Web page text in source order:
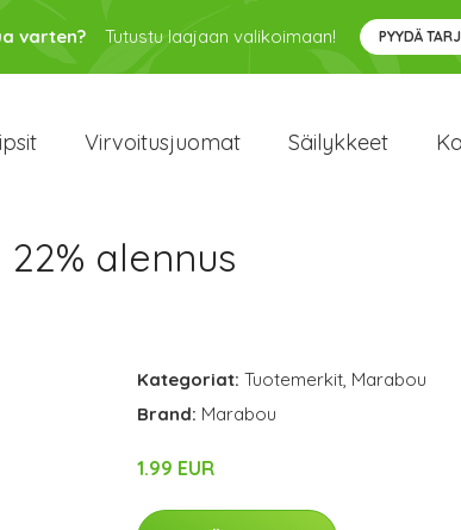
varten? Tutustu laajaan valikoimaan! PYYDÄ
Virvoitusjuomat Säilykkeet
alennus
Kategoriat: Tuotemerkit, Marabou
Brand: Marabou
1.99 EUR